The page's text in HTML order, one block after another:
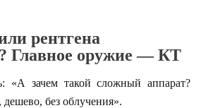
рентгена
Главное оружие — КТ
«А зачем такой сложный аппарат?
без облучения».